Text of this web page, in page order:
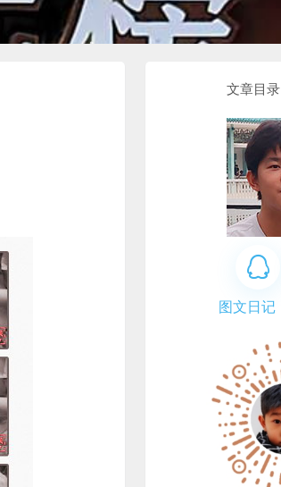
文章目录
图文日记